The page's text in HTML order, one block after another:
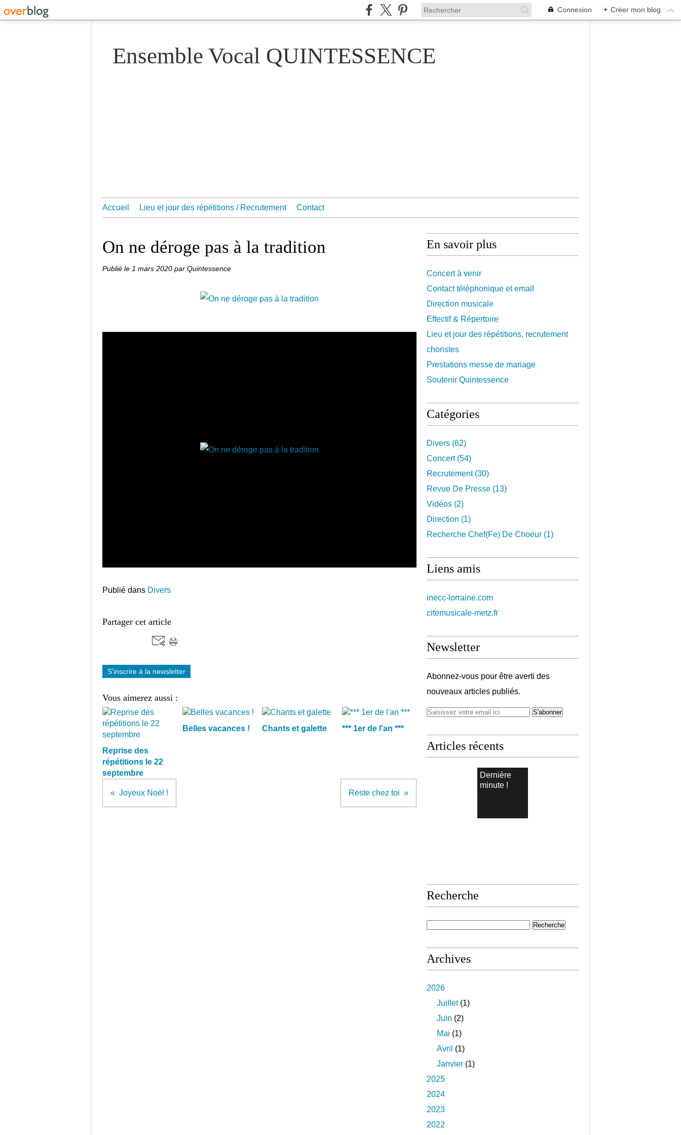
Connexion + Créer mon blog
Ensemble Vocal QUINTESSENCE
Accueil Lieu et jour des répétitions / Recrutement Contact
On ne déroge pas à la tradition
Publié le 1 mars 2020 par Quintessence
Publié dans Divers
Partager cet article
S'inscrire à la newsletter
Vous aimerez aussi :
Reprise des
répétitions le 22
septembre
Belles vacances ! Chants et galette *** 1er de l'an ***
Joyeux Noël ! Reste chez toi
En savoir plus
Concert à venir
Contact téléphonique et email
Direction musicale
Effectif & Répertoire
Lieu et jour des répétitions, recrutement
choristes
Prestations messe de mariage
Soutenir Quintessence
Catégories
Divers (62)
Concert(54)
Recrutement(30)
Revue De Presse (13)
Vidéos (2)
Direction (1)
Recherche Chef(fe) De Choeur (1)
Liens amis
inecc-lorraine.com
citemusicale-metz.fr
Newsletter
Abonnez-vous pour être averti des
nouveaux articles publiés.
Articles récents
Dernière
minute !
Recherche
Archives
2026
Juillet(1)
Juin (2)
Mai (1)
Avril (1)
Janvier (1)
2025
2024
2023
2022